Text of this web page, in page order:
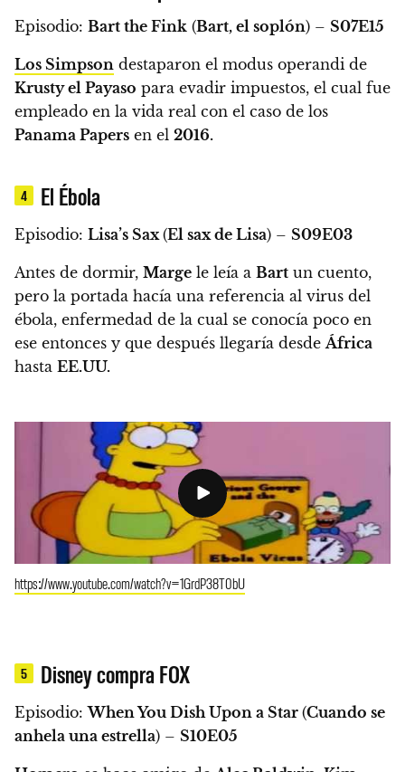
Episodio: Bart the Fink (Bart, el soplón) – S07E15
Los Simpson destaparon el modus operandi de
Krusty el Payaso para evadir impuestos, el cual fue
empleado en la vida real con el caso de los
Panama Papers en el 2016.
4 El Ébola
Episodio: Lisa’s Sax(El sax de Lisa) – S09E03
Antes de dormir, Marge le leía a Bart un cuento,
pero la portada hacía una referencia al virus del
ébola, enfermedad de la cual se conocía poco en
ese entonces y que después llegaría desdeÁfrica
hasta EE.UU.
https://www.youtube.com/watch?v=1GrdP38T0bU
5 Disney compra FOX
Episodio:When You Dish Upon a Star (Cuando se
anhela una estrella) – S10E05